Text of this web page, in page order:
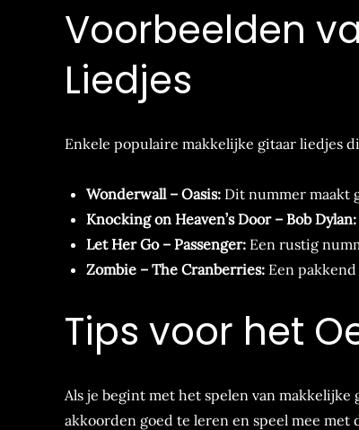
Voorbeelden
Liedjes
Enkele populaire makkelijke gitaar liedjes
Wonderwall – Oasis: Dit nummer maakt
Knocking on Heaven’s Door – Bob Dylan:
Let Her Go – Passenger: Een rustig
Zombie – The Cranberries: Een
Tips voor het
Als je begint met het spelen van
akkoorden goed te leren en speel mee